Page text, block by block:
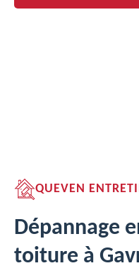
QUEVEN
Dépannage
toiture à